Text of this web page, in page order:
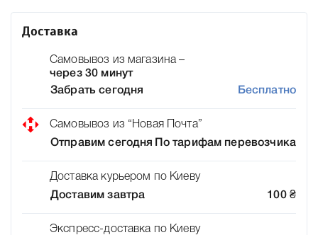
Доставка
Самовывоз из магазина –
через 30 минут
Забрать сегодня
Бесплатно
Самовывоз из “Новая Почта”
Отправим сегодня
По тарифам перевозчика
Доставка курьером по Киеву
Доставим завтра
100 ₴
Экспресс-доставка по Киеву